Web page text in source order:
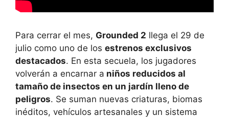
Para cerrar el mes, Grounded 2 llega el 29 de
julio como uno de los estrenos exclusivos
destacados. En esta secuela, los jugadores
volverán a encarnar a niños reducidos al
tamaño de insectos en un jardín lleno de
peligros. Se suman nuevas criaturas, biomas
inéditos, vehículos artesanales y un sistema